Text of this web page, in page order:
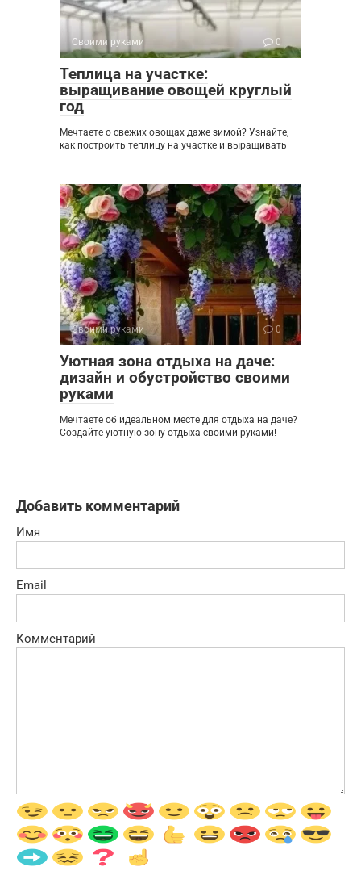
Своими руками 0
Теплица на участке:
выращивание овощей круглый
год
Мечтаете о свежих овощах даже зимой? Узнайте,
как построить теплицу на участке и выращивать
Своими руками 0
Уютная зона отдыха на даче:
дизайн и обустройство своими
руками
Мечтаете об идеальном месте для отдыха на даче?
Создайте уютную зону отдыха своими руками!
Добавить комментарий
Имя
Email
Комментарий